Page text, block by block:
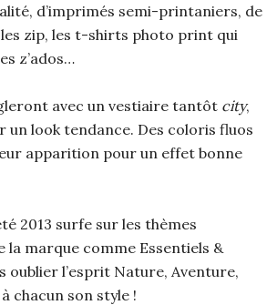
d’imprimés semi-printaniers, de
zip, les t-shirts photo print qui
z’ados…
avec un vestiaire tantôt city,
un look tendance. Des coloris fluos
apparition pour un effet bonne
2013 surfe sur les thèmes
la marque comme Essentiels &
oublier l’esprit Nature, Aventure,
chacun son style !